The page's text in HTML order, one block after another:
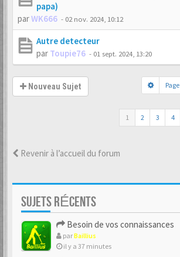
papa)
parWK666 - 02 nov. 2024, 10:12
Autre detecteur
par Toupie76 - 01 sept. 2024, 13:20
Nouveau Sujet Page
1 2 3 4
Revenir à l’accueil du forum
SUJETS RÉCENTS
Besoin de vos connaissances
parBaillius
il y a 37 minutes